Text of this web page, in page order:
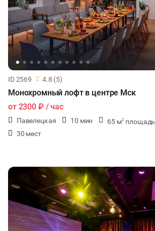
ID 2569 4.8 (5)
Монохромный лофт в центре Мск
от 2300 ₽/ час
Павелецкая 10 мин 65 м2 площадь
30 мест